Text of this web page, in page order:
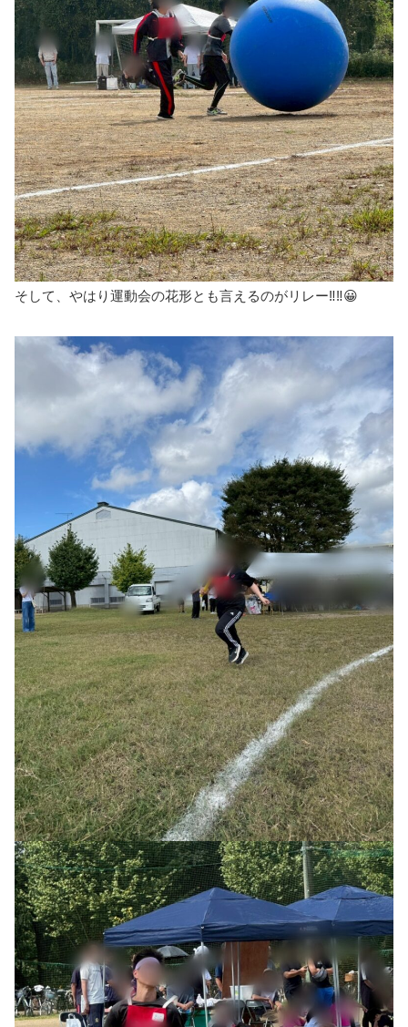
そして、やはり運動会の花形とも言えるのがリレー‼️‼️😀